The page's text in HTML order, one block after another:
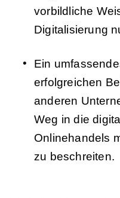
vorbildliche
Digitalisierung
Ein
erfolgreichen
anderen
Weg in die
Onlinehandels
zu beschreiten.